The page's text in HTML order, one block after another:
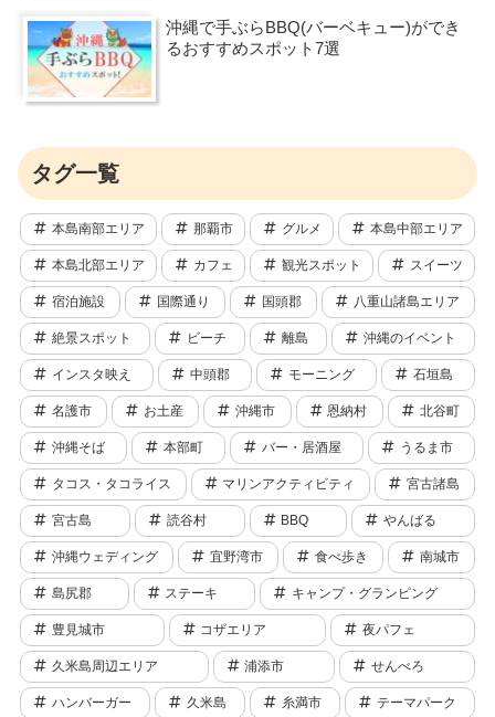
沖縄で手ぶらBBQ(バーベキュー)ができ
るおすすめスポット7選
タグ一覧
本島南部エリア 那覇市 グルメ 本島中部エリア
本島北部エリア カフェ 観光スポット スイーツ
宿泊施設 国際通り 国頭郡 八重山諸島エリア
絶景スポット ビーチ 離島 沖縄のイベント
インスタ映え 中頭郡 モーニング 石垣島
名護市 お土産 沖縄市 恩納村 北谷町
沖縄そば 本部町 バー・居酒屋 うるま市
タコス・タコライス マリンアクティビティ 宮古諸島
宮古島 読谷村 BBQ やんばる
沖縄ウェディング 宜野湾市 食べ歩き 南城市
島尻郡 ステーキ キャンプ・グランピング
豊見城市 コザエリア 夜パフェ
久米島周辺エリア 浦添市 せんべろ
ハンバーガー 久米島 糸満市 テーマパーク